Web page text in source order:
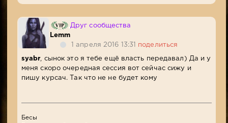
Друг сообщества
Lemm
1 апреля 2016 13:31
поделиться
syabr, сынок это я тебе ещё власть передавал) Да и у
меня скоро очередная сессия вот сейчас сижу и
пишу курсач. Так что не не будет кому
Бесы